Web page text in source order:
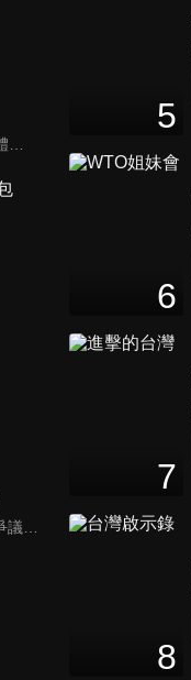
NewJeans,閔熙珍,HYBE爭議懶人包
5
6
7
8